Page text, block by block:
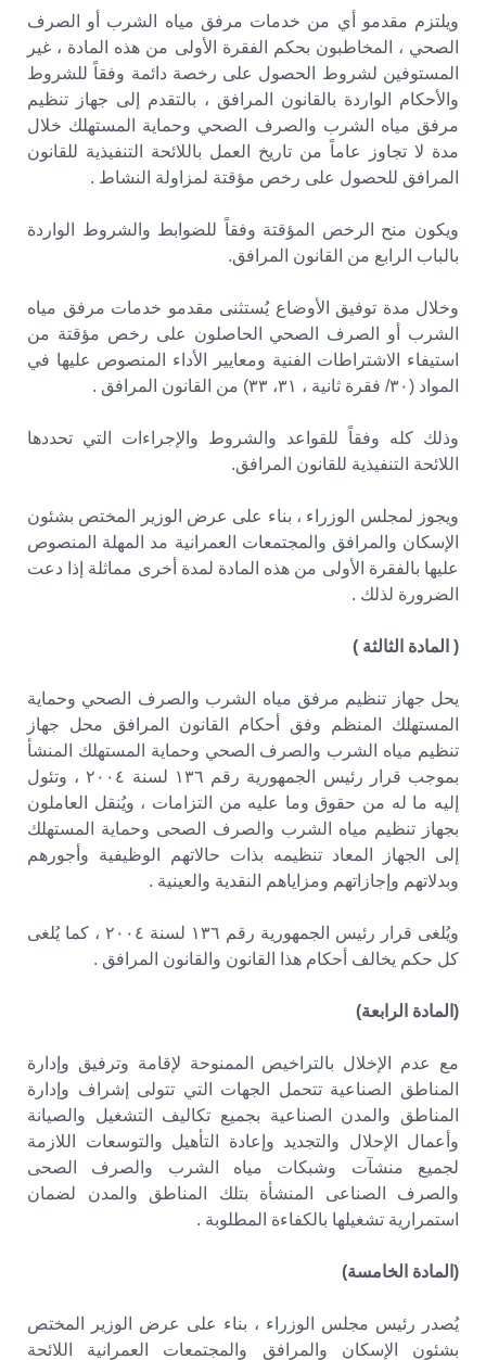
ويلتزم مقدمو أي من خدمات مرفق مياه الشرب أو الصرف
الصحي ، المخاطبون بحكم الفقرة الأولى من هذه المادة ، غير
المستوفين لشروط الحصول على رخصة دائمة وفقاً للشروط
والأحكام الواردة بالقانون المرافق ، بالتقدم إلى جهاز تنظيم
مرفق مياه الشرب والصرف الصحي وحماية المستهلك خلال
مدة لا تجاوز عاماً من تاريخ العمل باللائحة التنفيذية للقانون
المرافق للحصول على رخص مؤقتة لمزاولة النشاط .
ويكون منح الرخص المؤقتة وفقاً للضوابط والشروط الواردة
بالباب الرابع من القانون المرافق.
وخلال مدة توفيق الأوضاع يُستثنى مقدمو خدمات مرفق مياه
الشرب أو الصرف الصحي الحاصلون على رخص مؤقتة من
استيفاء الاشتراطات الفنية ومعايير الأداء المنصوص عليها في
المواد (٣٠/ فقرة ثانية ، ۳۱، ۳۳) من القانون المرافق .
وذلك كله وفقاً للقواعد والشروط والإجراءات التي تحددها
اللائحة التنفيذية للقانون المرافق.
ويجوز لمجلس الوزراء ، بناء على عرض الوزير المختص بشئون
الإسكان والمرافق والمجتمعات العمرانية مد المهلة المنصوص
عليها بالفقرة الأولى من هذه المادة لمدة أخرى مماثلة إذا دعت
الضرورة لذلك .
( المادة الثالثة )
يحل جهاز تنظيم مرفق مياه الشرب والصرف الصحي وحماية
المستهلك المنظم وفق أحكام القانون المرافق محل جهاز
تنظيم مياه الشرب والصرف الصحي وحماية المستهلك المنشأ
بموجب قرار رئيس الجمهورية رقم ١٣٦ لسنة ۲۰۰٤ ، وتئول
إليه ما له من حقوق وما عليه من التزامات ، ويُنقل العاملون
بجهاز تنظيم مياه الشرب والصرف الصحى وحماية المستهلك
إلى الجهاز المعاد تنظيمه بذات حالاتهم الوظيفية وأجورهم
وبدلاتهم وإجازاتهم ومزاياهم النقدية والعينية .
ويُلغى قرار رئيس الجمهورية رقم ١٣٦ لسنة ٢٠٠٤ ، كما يُلغى
كل حكم يخالف أحكام هذا القانون والقانون المرافق .
(المادة الرابعة)
مع عدم الإخلال بالتراخيص الممنوحة لإقامة وترفيق وإدارة
المناطق الصناعية تتحمل الجهات التي تتولى إشراف وإدارة
المناطق والمدن الصناعية بجميع تكاليف التشغيل والصيانة
وأعمال الإحلال والتجديد وإعادة التأهيل والتوسعات اللازمة
لجميع منشآت وشبكات مياه الشرب والصرف الصحى
والصرف الصناعى المنشأة بتلك المناطق والمدن لضمان
استمرارية تشغيلها بالكفاءة المطلوبة .
(المادة الخامسة)
يُصدر رئيس مجلس الوزراء ، بناء على عرض الوزير المختص
بشئون الإسكان والمرافق والمجتمعات العمرانية اللائحة